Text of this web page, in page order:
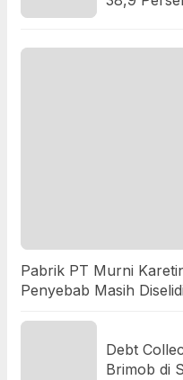
Pabrik PT Murni
Penyebab Masih
Debt
Brimob di